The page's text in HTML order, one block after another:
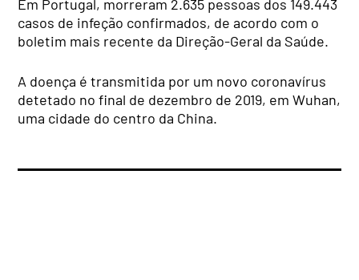
Em Portugal, morreram 2.635 pessoas dos 149.443
casos de infeção confirmados, de acordo com o
boletim mais recente da Direção-Geral da Saúde.
A doença é transmitida por um novo coronavírus
detetado no final de dezembro de 2019, em Wuhan,
uma cidade do centro da China.